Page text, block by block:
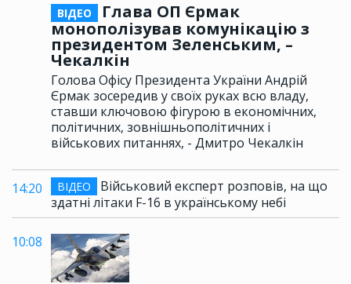
ВІДЕО
Глава ОП Єрмак
монополізував комунікацію з
президентом Зеленським, –
Чекалкін
Голова Офісу Президента України Андрій
Єрмак зосередив у своїх руках всю владу,
ставши ключовою фігурою в економічних,
політичних, зовнішньополітичних і
військових питаннях, - Дмитро Чекалкін
14:20 ВІДЕО
Військовий експерт розповів, на що
здатні літаки F-16 в українському небі
10:08